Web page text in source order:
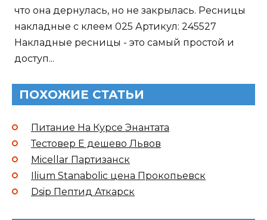
что она дернулась, но не закрылась. Ресницы
накладные с клеем 025 Артикул: 245527
Накладные ресницы - это самый простой и
доступ...
ПОХОЖИЕ СТАТЬИ
Питание На Курсе Энантата
Тестовер Е дешево Львов
Micellar Партизанск
Ilium Stanabolic цена Прокопьевск
Dsip Пептид Аткарск